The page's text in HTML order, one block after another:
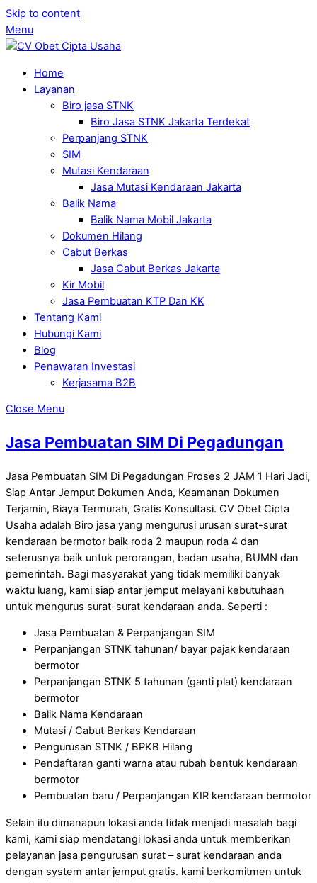
Skip to content
Menu
Home
Layanan
Biro jasa STNK
Biro Jasa STNK Jakarta Terdekat
Perpanjang STNK
SIM
Mutasi Kendaraan
Jasa Mutasi Kendaraan Jakarta
Balik Nama
Balik Nama Mobil Jakarta
Dokumen Hilang
Cabut Berkas
Jasa Cabut Berkas Jakarta
Kir Mobil
Jasa Pembuatan KTP Dan KK
Tentang Kami
Hubungi Kami
Blog
Penawaran Investasi
Kerjasama B2B
Close Menu
Jasa Pembuatan SIM Di Pegadungan
Jasa Pembuatan SIM Di Pegadungan Proses 2 JAM 1 Hari Jadi,
Siap Antar Jemput Dokumen Anda, Keamanan Dokumen
Terjamin, Biaya Termurah, Gratis Konsultasi. CV Obet Cipta
Usaha adalah Biro jasa yang mengurusi urusan surat-surat
kendaraan bermotor baik roda 2 maupun roda 4 dan
seterusnya baik untuk perorangan, badan usaha, BUMN dan
pemerintah. Bagi masyarakat yang tidak memiliki banyak
waktu luang, kami siap antar jemput melayani kebutuhaan
untuk mengurus surat-surat kendaraan anda. Seperti :
Jasa Pembuatan & Perpanjangan SIM
Perpanjangan STNK tahunan/ bayar pajak kendaraan
bermotor
Perpanjangan STNK 5 tahunan (ganti plat) kendaraan
bermotor
Balik Nama Kendaraan
Mutasi / Cabut Berkas Kendaraan
Pengurusan STNK / BPKB Hilang
Pendaftaran ganti warna atau rubah bentuk kendaraan
bermotor
Pembuatan baru / Perpanjangan KIR kendaraan bermotor
Selain itu dimanapun lokasi anda tidak menjadi masalah bagi
kami, kami siap mendatangi lokasi anda untuk memberikan
pelayanan jasa pengurusan surat – surat kendaraan anda
dengan system antar jemput gratis. kami berkomitmen untuk